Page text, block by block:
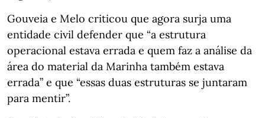
Gouveia e Melo criticou que agora surja uma
entidade civil defender que “a estrutura
operacional estava errada e quem faz a análise da
área do material da Marinha também estava
errada” e que “essas duas estruturas se juntaram
para mentir”.